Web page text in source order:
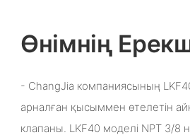
Өнімнің
- ChangJia компаниясының
арналған қысыммен өтелетін
клапаны. LKF40 моделі NPT 3/